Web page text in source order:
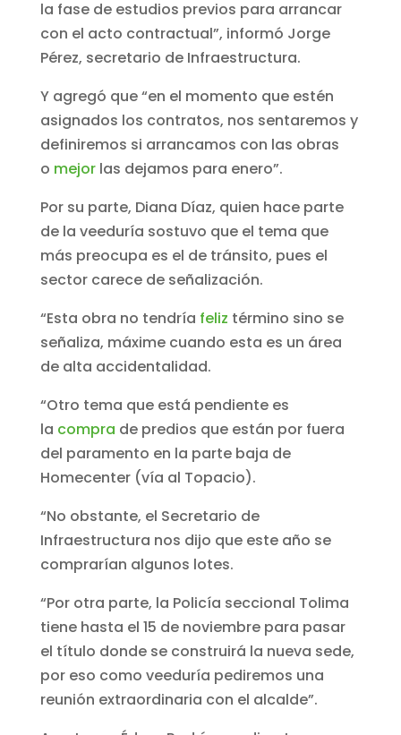
la fase de estudios previos para arrancar
con el acto contractual”, informó Jorge
Pérez, secretario de Infraestructura.
Y agregó que “en el momento que estén
asignados los contratos, nos sentaremos y
definiremos si arrancamos con las obras
o mejorlas dejamos para enero”.
Por su parte, Diana Díaz, quien hace parte
de la veeduría sostuvo que el tema que
más preocupa es el de tránsito, pues el
sector carece de señalización.
“Esta obra no tendría feliz término sino se
señaliza, máxime cuando esta es un área
de alta accidentalidad.
“Otro tema que está pendiente es
la compra de predios que están por fuera
del paramento en la parte baja de
Homecenter (vía al Topacio).
“No obstante, el Secretario de
Infraestructura nos dijo que este año se
comprarían algunos lotes.
“Por otra parte, la Policía seccional Tolima
tiene hasta el 15 de noviembre para pasar
el título donde se construirá la nueva sede,
por eso como veeduría pediremos una
reunión extraordinaria con el alcalde”.